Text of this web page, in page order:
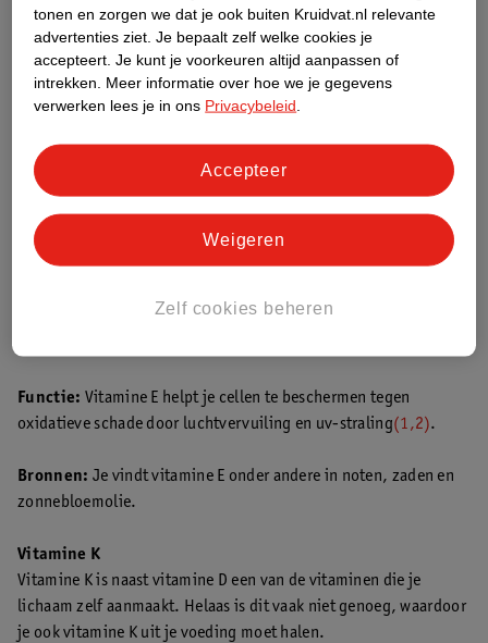
“Als je dagelijks gezond, gevarieerd en volgens de
Schijf van Vijf eet krijg je genoeg vitamines en
mineralen binnen. Lukt dit je niet altijd? Dan kun je
ervoor kiezen een voedingssupplement te
gebruiken.“
Suzan Tuinier
Vitamine E is een antioxidant. Dit betekent dat deze vitamine je
Functie: Vitamine E helpt je cellen te beschermen tegen
oxidatieve schade door luchtvervuiling en uv-straling(1,2).
Bronnen: Je vindt vitamine E onder andere in noten, zaden en
zonnebloemolie.
Vitamine K
Vitamine K is naast vitamine D een van de vitaminen die je
lichaam zelf aanmaakt. Helaas is dit vaak niet genoeg, waardoor
je ook vitamine K uit je voeding moet halen.
tonen en zorgen we dat je ook buiten Kruidvat.nl relevante
advertenties ziet. Je bepaalt zelf welke cookies je
accepteert. Je kunt je voorkeuren altijd aanpassen of
intrekken.
Meer informatie over hoe we je gegevens
verwerken lees je in ons Privacybeleid
Zelf cookies beheren
Weigeren
Accepteer